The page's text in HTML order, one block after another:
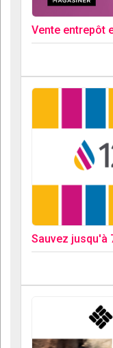
Vente entrepôt
Sauvez jusqu'à